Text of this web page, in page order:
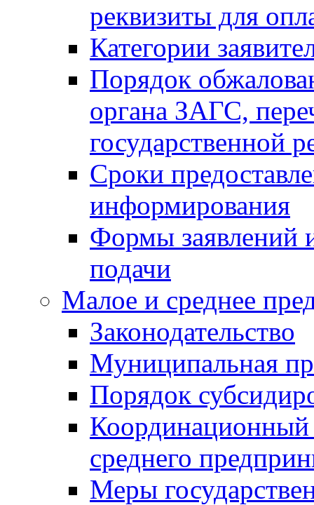
реквизиты для
Категории
Порядок
органа ЗАГС,
государственной
Сроки
информирования
Формы заявлений
подачи
Малое и среднее
Законодательство
Муниципальная
Порядок
Координационный
среднего
Меры